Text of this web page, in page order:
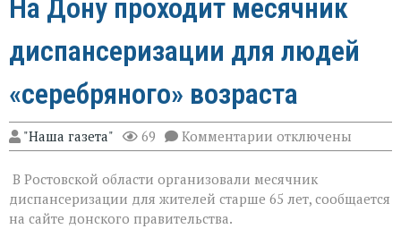
На Дону проходит месячник
диспансеризации для людей
«серебряного» возраста
"Наша газета" 69 Комментарии к
записи
Дону
проходит
месячник
отключены
В Ростовской области организовали месячник
диспансеризации для жителей старше 65 лет, сообщается
на сайте донского правительства.